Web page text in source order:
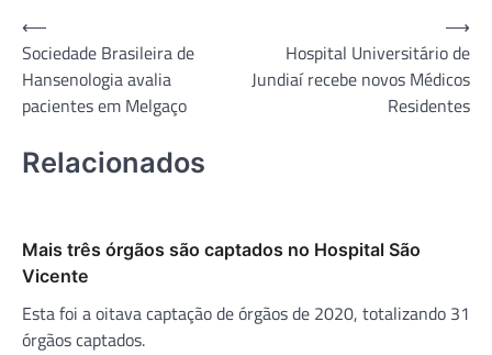
Navegação
de
Post
⟵
Sociedade Brasileira de
Hansenologia avalia
pacientes em Melgaço
Hospital Universitário de
Jundiaí recebe novos Médicos
Residentes
⟶
Relacionados
Mais três órgãos são captados no Hospital São
Vicente
Esta foi a oitava captação de órgãos de 2020, totalizando 31
órgãos captados.